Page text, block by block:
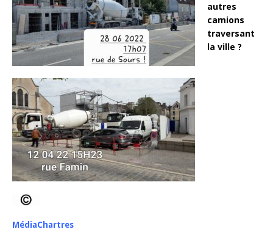
autres
camions
traversant
la ville ?
MédiaChartres